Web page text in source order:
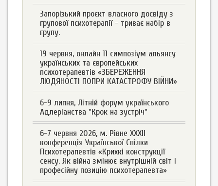
Запорізький проєкт власного досвіду з
групової психотерапії - триває набір в
групу.
19 червня, онлайн 11 симпозіум альянсу
українських та європейських
психотерапевтів «ЗБЕРЕЖЕННЯ
ЛЮДЯНОСТІ ПОПРИ КАТАСТРОФУ ВІЙНИ»
6-9 липня, Літній форум українського
Адлеріанства "Крок на зустріч"
6-7 червня 2026, м. Рівне XXXII
конференція Української Спілки
Психотерапевтів «Крихкі конструкції
сенсу. Як війна змінює внутрішній світ і
професійну позицію психотерапевта»